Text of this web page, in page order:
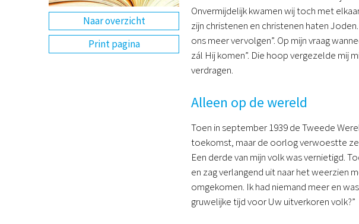
Naar overzicht
Print pagina
Onvermijdelijk kwamen wij toch met
zijn christenen en christenen haten
ons meer vervolgen”. Op mijn vraag
zál Hij komen”. Die hoop vergezelde mij
verdragen.
Alleen op de wereld
Toen in september 1939 de Tweede
toekomst, maar de oorlog verwoestte
Een derde van mijn volk was vernietigd.
en zag verlangend uit naar het weerzien
omgekomen. Ik had niemand meer en
gruwelijke tijd voor Uw uitverkoren volk?”